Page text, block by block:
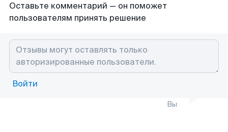
Оставьте комментарий — он поможет
пользователям принять решение
Войти
Вы